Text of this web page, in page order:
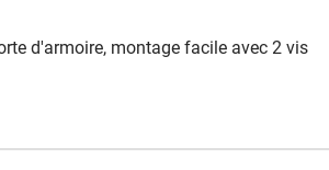
d'armoire, montage facile avec 2 vis